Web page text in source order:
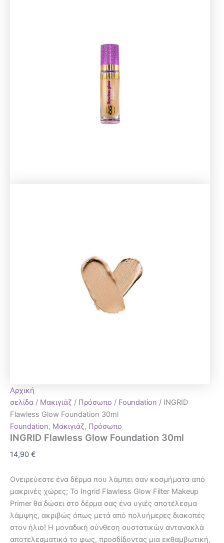
Αρχική
σελίδα / Μακιγιάζ / Πρόσωπο / Foundation / INGRID
Flawless Glow Foundation 30ml
Foundation, Μακιγιάζ, Πρόσωπο
INGRID Flawless Glow Foundation 30ml
14,90 €
Ονειρεύεστε ένα δέρμα που λάμπει σαν κοσμήματα από
μακρινές χώρες; Το Ingrid Flawless Glow Filter Makeup
Primer θα δώσει στο δέρμα σας ένα υγιές αποτέλεσμα
λάμψης, ακριβώς όπως μετά από πολυήμερες διακοπές
στον ήλιο! Η μοναδική σύνθεση συστατικών αντανακλά
αποτελεσματικά το φως, προσδίδοντας μια εκθαμβωτική,